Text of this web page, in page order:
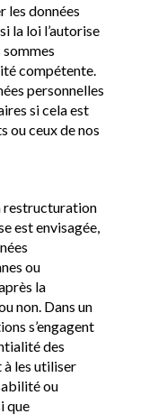
les données
la loi l’autorise
sommes
compétente.
personnelles
si cela est
ou ceux de nos
restructuration
est envisagée,
ou
la
non. Dans un
s’engagent
des
à les utiliser
ou
que